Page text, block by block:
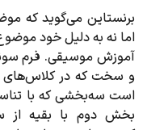
برنستاین می‌گوید که
اما نه به دلیل خود
آموزش موسیقی. فرم
و سخت که در کلاس‌های
است سه‌بخشی که با
بخش دوم با بقیه از